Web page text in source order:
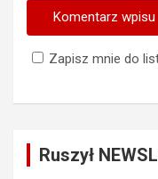
Zapisz mnie do
Ruszył